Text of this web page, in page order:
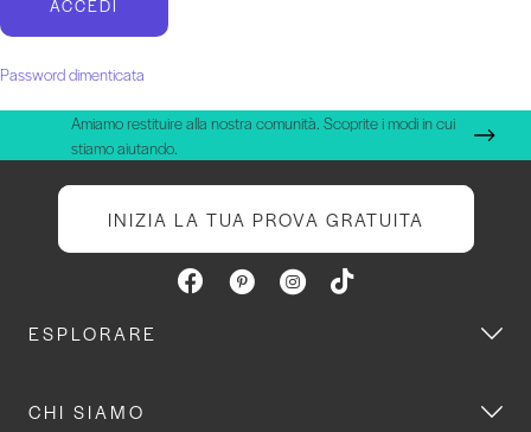
Password dimenticata
Amiamo restituire alla nostra comunità. Scoprite i modi in cui
stiamo aiutando.
INIZIA LA TUA PROVA GRATUITA
ESPLORARE
CHI SIAMO